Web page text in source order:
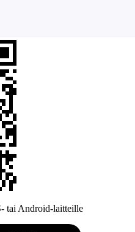
tai Android-laitteille